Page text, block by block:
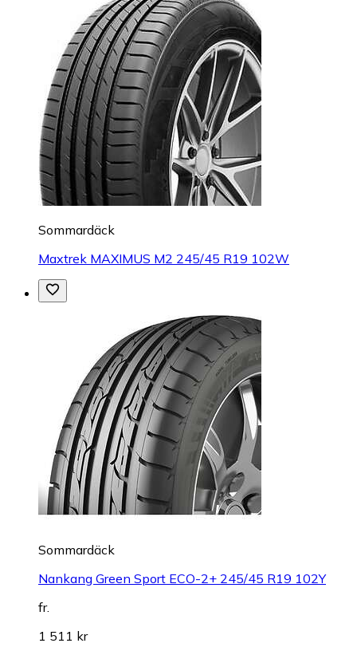
Sommardäck
Maxtrek MAXIMUS M2 245/45 R19 102W
Sommardäck
Nankang Green Sport ECO-2+ 245/45 R19 102Y
fr.
1 511 kr